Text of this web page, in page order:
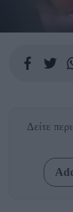
Δείτε